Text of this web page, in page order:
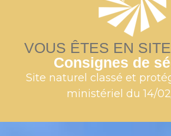
VOUS ÊTES EN
Consignes de
Site naturel classé et
ministériel du 14/